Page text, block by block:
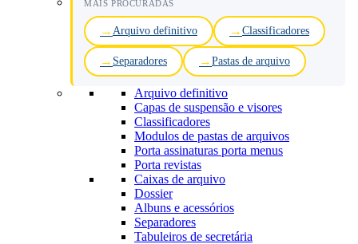
MAIS PROCURADAS
Arquivo definitivo Classificadores
Separadores Pastas de arquivo
Arquivo definitivo
Capas de suspensão e visores
Classificadores
Modulos de pastas de arquivos
Porta assinaturas porta menus
Porta revistas
Caixas de arquivo
Dossier
Albuns e acessórios
Separadores
Tabuleiros de secretária